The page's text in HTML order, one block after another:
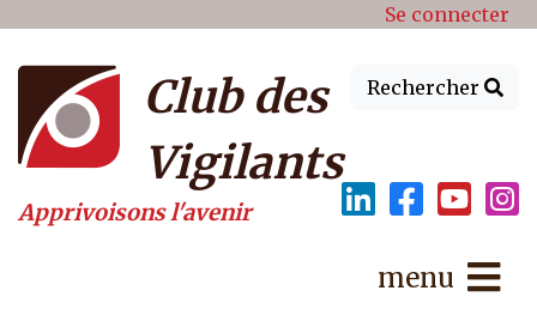
Menu du compte de Se connecter
Rechercher
Club des
Vigilants
Apprivoisons l'avenir
menu